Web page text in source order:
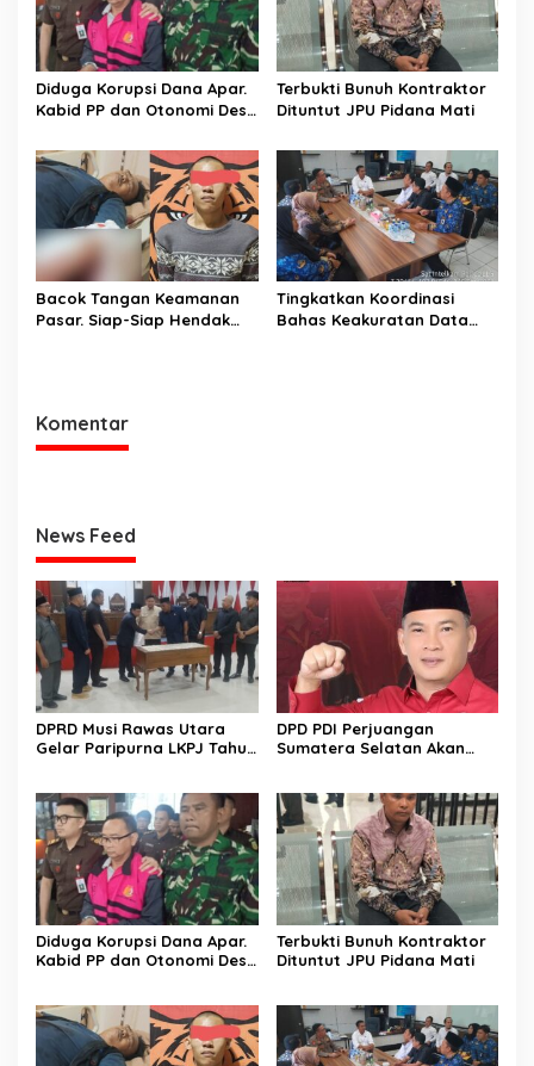
Diduga Korupsi Dana Apar.
Kabid PP dan Otonomi Desa
Kabupaten Musi Rawas
Utara Dan Direktur CV
Sugih Jaya Lestari Pakai
Rompi Pink
Terbukti Bunuh Kontraktor
Dituntut JPU Pidana Mati
Bacok Tangan Keamanan
Pasar. Siap-Siap Hendak
Tingkatkan Koordinasi
Bahas Keakuratan Data
Komentar
News Feed
DPRD Musi Rawas Utara
Gelar Paripurna LKPJ Tahun
DPD PDI Perjuangan
Sumatera Selatan Akan
Diduga Korupsi Dana Apar.
Kabid PP dan Otonomi Desa
Utara Dan Direktur CV
Sugih Jaya Lestari Pakai
Rompi Pink
Terbukti Bunuh Kontraktor
Dituntut JPU Pidana Mati